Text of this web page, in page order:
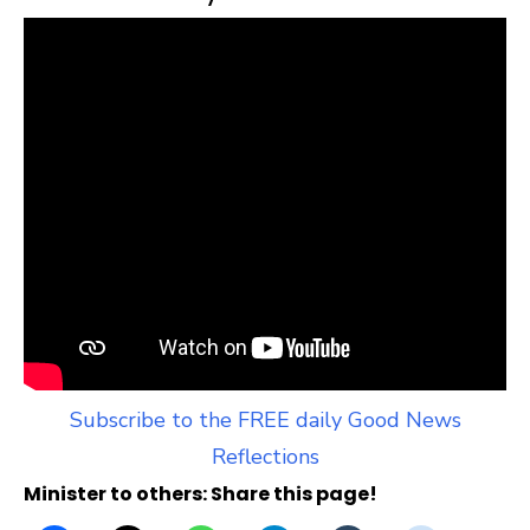
Subscribe to the FREE daily Good News
Reflections
Minister to others: Share this page!